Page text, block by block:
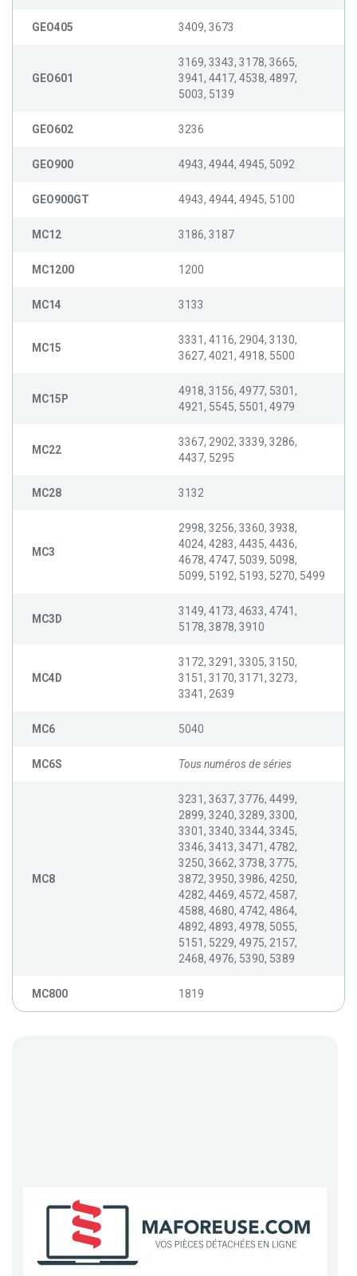
GEO405 3409, 3673
GEO601
3169, 3343, 3178, 3665,
3941, 4417, 4538, 4897,
5003, 5139
GEO602 3236
GEO900 4943, 4944, 4945, 5092
GEO900GT 4943, 4944, 4945, 5100
MC12 3186, 3187
MC1200 1200
MC14 3133
MC15
3331, 4116, 2904, 3130,
3627, 4021, 4918, 5500
MC15P
4918, 3156, 4977, 5301,
4921, 5545, 5501, 4979
MC22
3367, 2902, 3339, 3286,
4437, 5295
MC28 3132
MC3
2998, 3256, 3360, 3938,
4024, 4283, 4435, 4436,
4678, 4747, 5039, 5098,
5099, 5192, 5193, 5270, 5499
MC3D
3149, 4173, 4633, 4741,
5178, 3878, 3910
MC4D
3172, 3291, 3305, 3150,
3151, 3170, 3171, 3273,
3341, 2639
MC6 5040
MC6S Tous numéros de séries
MC8
3231, 3637, 3776, 4499,
2899, 3240, 3289, 3300,
3301, 3340, 3344, 3345,
3346, 3413, 3471, 4782,
3250, 3662, 3738, 3775,
3872, 3950, 3986, 4250,
4282, 4469, 4572, 4587,
4588, 4680, 4742, 4864,
4892, 4893, 4978, 5055,
5151, 5229, 4975, 2157,
2468, 4976, 5390, 5389
MC800 1819